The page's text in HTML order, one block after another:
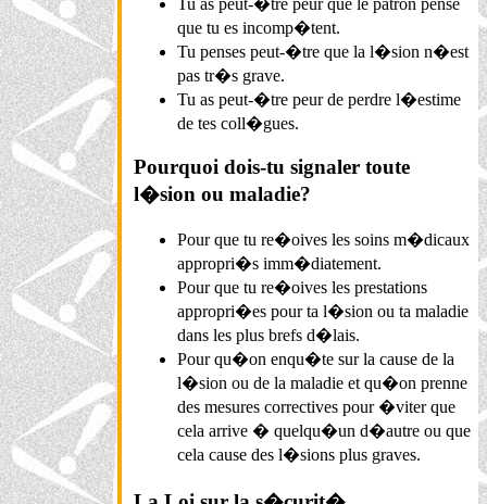
Tu as peut-�tre peur que le patron pense
que tu es incomp�tent.
Tu penses peut-�tre que la l�sion n�est
pas tr�s grave.
Tu as peut-�tre peur de perdre l�estime
de tes coll�gues.
Pourquoi dois-tu signaler toute
l�sion ou maladie?
Pour que tu re�oives les soins m�dicaux
appropri�s imm�diatement.
Pour que tu re�oives les prestations
appropri�es pour ta l�sion ou ta maladie
dans les plus brefs d�lais.
Pour qu�on enqu�te sur la cause de la
l�sion ou de la maladie et qu�on prenne
des mesures correctives pour �viter que
cela arrive � quelqu�un d�autre ou que
cela cause des l�sions plus graves.